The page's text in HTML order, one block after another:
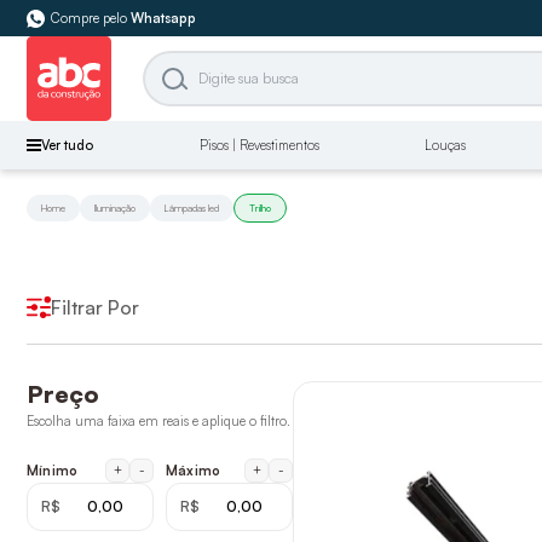
Compre pelo Whatsapp
Ver tudo Pisos | Revestimentos Louças
Home Iluminação Lâmpadas led Trilho
Filtrar Por
Preço
Escolha uma faixa em reais e aplique o filtro.
Mínimo + -
R$
Máximo + -
R$